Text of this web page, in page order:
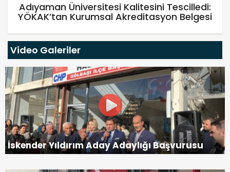
Adıyaman Üniversitesi Kalitesini Tescilledi:
YÖKAK’tan Kurumsal Akreditasyon Belgesi
Video Galeriler
İskender Yıldırım Aday Adaylığı Başvurusu